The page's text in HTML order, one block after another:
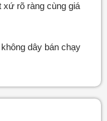
xứ rõ ràng cùng giá
dây bán chạy